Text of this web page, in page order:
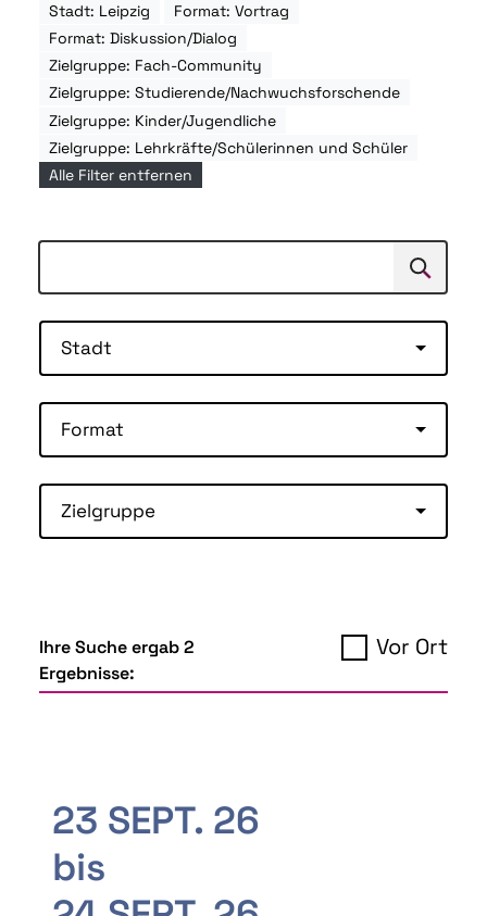
Stadt: Leipzig
Format: Vortrag
Format: Diskussion/Dialog
Zielgruppe: Fach-Community
Zielgruppe: Studierende/Nachwuchsforschende
Zielgruppe: Kinder/Jugendliche
Zielgruppe: Lehrkräfte/Schülerinnen und Schüler
Alle Filter entfernen
Suchen
Stadt
Format
Zielgruppe
Ihre Suche ergab 2
Ergebnisse:
Vor Ort
23 SEPT. 26
bis